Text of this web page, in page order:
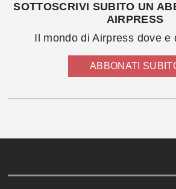
SOTTOSCRIVI SUBITO UN
AIRPRESS
Il mondo di Airpress dove e
ABBONATI